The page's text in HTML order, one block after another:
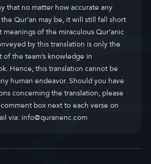
that no matter how accurate any
Qur’an may be, it will still fall short
of the miraculous Qur’anic
by this translation is only the
the team’s knowledge in
Hence, this translation cannot be
human endeavor. Should you have
concerning the translation, please
box next to each verse on
via:info@quranenc.com